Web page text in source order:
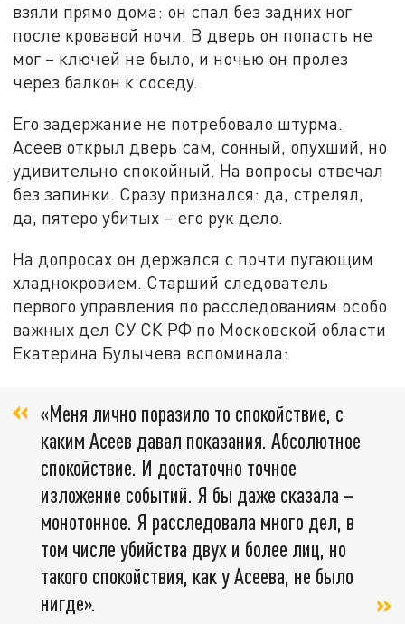
взяли прямо дома: он спал без задних ног
после кровавой ночи. В дверь он попасть не
мог – ключей не было, и ночью он пролез
через балкон к соседу.
Его задержание не потребовало штурма.
Асеев открыл дверь сам, сонный, опухший, но
удивительно спокойный. На вопросы отвечал
без запинки. Сразу признался: да, стрелял,
да, пятеро убитых – его рук дело.
На допросах он держался с почти пугающим
хладнокровием. Старший следователь
первого управления по расследованиям особо
важных дел СУ СК РФ по Московской области
Екатерина Булычева вспоминала:
«Меня лично поразило то спокойствие, с
каким Асеев давал показания. Абсолютное
спокойствие. И достаточно точное
изложение событий. Я бы даже сказала –
монотонное. Я расследовала много дел, в
том числе убийства двух и более лиц, но
такого спокойствия, как у Асеева, не было
нигде».